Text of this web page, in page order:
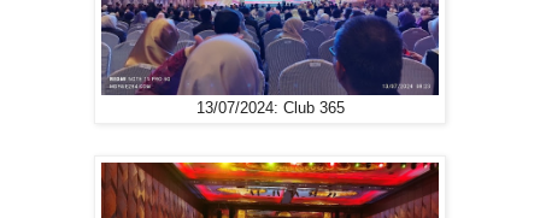
13/07/2024: Club 365